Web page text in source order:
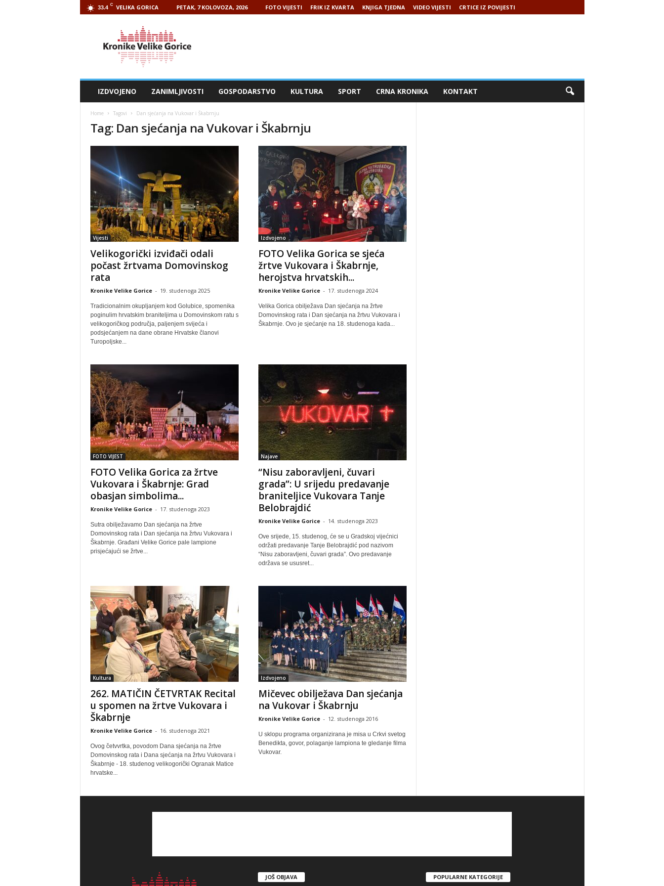
33.4 C VELIKA GORICA PETAK, 7 KOLOVOZA, 2026 FOTO VIJESTI FRIK IZ KVARTA KNJIGA TJEDNA VIDEO VIJESTI CRTICE IZ POVIJESTI
IZDVOJENO ZANIMLJIVOSTI GOSPODARSTVO KULTURA SPORT CRNA KRONIKA KONTAKT
Home Tagovi Dan sjećanja na Vukovar i Škabrnju
Tag: Dan sjećanja na Vukovar i Škabrnju
Vijesti
Velikogorički izviđači odali
počast žrtvama Domovinskog
rata
Kronike Velike Gorice - 19. studenoga 2025
Tradicionalnim okupljanjem kod Golubice, spomenika
poginulim hrvatskim braniteljima u Domovinskom ratu s
velikogoričkog područja, paljenjem svijeća i
podsjećanjem na dane obrane Hrvatske članovi
Turopoljske...
Izdvojeno
FOTO Velika Gorica se sjeća
žrtve Vukovara i Škabrnje,
herojstva hrvatskih...
Kronike Velike Gorice - 17. studenoga 2024
Velika Gorica obilježava Dan sjećanja na žrtve
Domovinskog rata i Dan sjećanja na žrtvu Vukovara i
Škabrnje. Ovo je sjećanje na 18. studenoga kada...
FOTO VIJEST
FOTO Velika Gorica za žrtve
Vukovara i Škabrnje: Grad
obasjan simbolima...
Kronike Velike Gorice - 17. studenoga 2023
Sutra obilježavamo Dan sjećanja na žrtve
Domovinskog rata i Dan sjećanja na žrtvu Vukovara i
Škabrnje. Građani Velike Gorice pale lampione
prisjećajući se žrtve...
Najave
“Nisu zaboravljeni, čuvari
grada”: U srijedu predavanje
braniteljice Vukovara Tanje
Belobrajdić
Kronike Velike Gorice - 14. studenoga 2023
Ove srijede, 15. studenog, će se u Gradskoj vijećnici
održati predavanje Tanje Belobrajdić pod nazivom
“Nisu zaboravljeni, čuvari grada”. Ovo predavanje
održava se ususret...
Kultura
262. MATIČIN ČETVRTAK Recital
u spomen na žrtve Vukovara i
Škabrnje
Kronike Velike Gorice - 16. studenoga 2021
Ovog četvvrtka, povodom Dana sjećanja na žrtve
Domovinskog rata i Dana sjećanja na žrtvu Vukovara i
Škabrnje - 18. studenog velikogorički Ogranak Matice
hrvatske...
Izdvojeno
Mičevec obilježava Dan sjećanja
na Vukovar i Škabrnju
Kronike Velike Gorice - 12. studenoga 2016
U sklopu programa organizirana je misa u Crkvi svetog
Benedikta, govor, polaganje lampiona te gledanje filma
Vukovar.
JOŠ OBJAVA POPULARNE KATEGORIJE